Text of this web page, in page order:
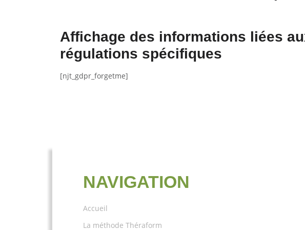
Affichage des informations liées
régulations spécifiques
[njt_gdpr_forgetme]
NAVIGATION
Accueil
La méthode Théraform